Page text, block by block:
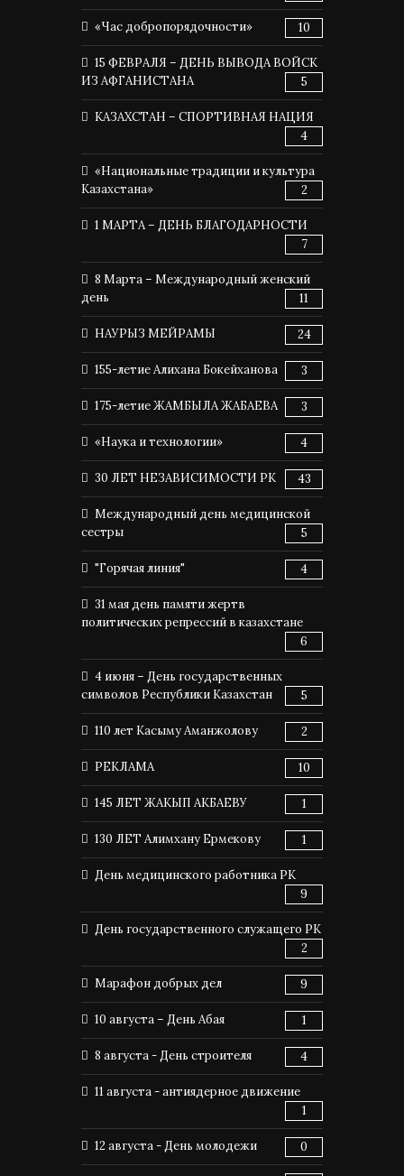
«Час добропорядочности» 10
15 ФЕВРАЛЯ – ДЕНЬ ВЫВОДА ВОЙСК
ИЗ АФГАНИСТАНА
5
КАЗАХСТАН – СПОРТИВНАЯ НАЦИЯ
4
«Национальные традиции и культура
Казахстана»
2
1 МАРТА – ДЕНЬ БЛАГОДАРНОСТИ
7
8 Марта – Международный женский
день
11
НАУРЫЗ МЕЙРАМЫ 24
155-летие Алихана Бокейханова 3
175-летие ЖАМБЫЛА ЖАБАЕВА 3
«Наука и технологии» 4
30 ЛЕТ НЕЗАВИСИМОСТИ РК 43
Международный день медицинской
сестры
5
"Горячая линия" 4
31 мая день памяти жертв
политических репрессий в казахстане
6
4 июня – День государственных
символов Республики Казахстан
5
110 лет Касыму Аманжолову 2
РЕКЛАМА 10
145 ЛЕТ ЖАКЫП АКБАЕВУ 1
130 ЛЕТ Алимхану Ермекову 1
День медицинского работника РК
9
День государственного служащего РК
2
Марафон добрых дел 9
10 августа – День Абая 1
8 августа - День строителя 4
11 августа - антиядерное движение
1
12 августа - День молодежи 0